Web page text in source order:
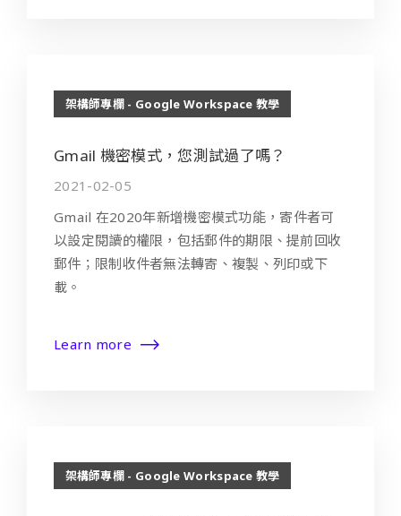
架構師專欄 - Google Workspace 教學
Gmail 機密模式，您測試過了嗎？
2021-02-05
Gmail 在2020年新增機密模式功能，寄件者可
以設定閱讀的權限，包括郵件的期限、提前回收
郵件；限制收件者無法轉寄、複製、列印或下
載。
Learn more
架構師專欄 - Google Workspace 教學